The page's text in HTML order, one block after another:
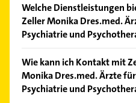
Welche Dienstleistungen
Zeller Monika Dres.med.
Psychiatrie und
Psychotherapie,
depressive Erkrankung.
Wie kann ich Kontakt mit
Monika Dres.med. Ärzte
Psychiatrie und